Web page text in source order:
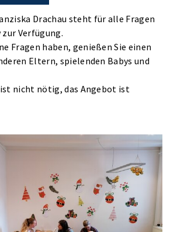
Drachau steht für alle Fragen
Verfügung.
Fragen haben, genießen Sie einen
Eltern, spielenden Babys und
nicht nötig, das Angebot ist